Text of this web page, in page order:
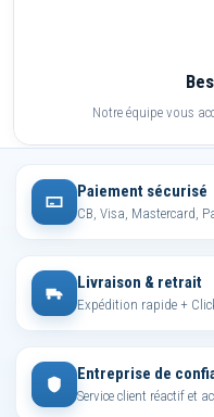
Notre équipe vous
Paiement sécurisé
CB, Visa, Mastercard,
Livraison & retrait
Expédition rapide +
Entreprise de
Service client réactif et